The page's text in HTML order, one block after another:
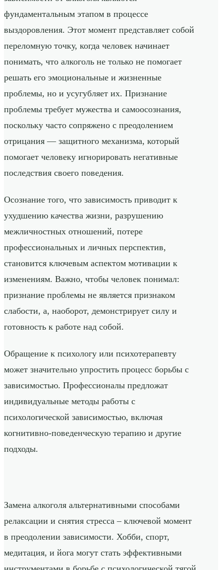
фундаментальным этапом в процессе
выздоровления. Этот момент представляет собой
переломную точку, когда человек начинает
понимать, что алкоголь не только не помогает
решать его эмоциональные и жизненные
проблемы, но и усугубляет их. Признание
проблемы требует мужества и самоосознания,
поскольку часто сопряжено с преодолением
отрицания — защитного механизма, который
помогает человеку игнорировать негативные
последствия своего поведения.
Осознание того, что зависимость приводит к
ухудшению качества жизни, разрушению
межличностных отношений, потере
профессиональных и личных перспектив,
становится ключевым аспектом мотивации к
изменениям. Важно, чтобы человек понимал:
признание проблемы не является признаком
слабости, а, наоборот, демонстрирует силу и
готовность к работе над собой.
Обращение к психологу или психотерапевту
может значительно упростить процесс борьбы с
зависимостью. Профессионалы предложат
индивидуальные методы работы с
психологической зависимостью, включая
когнитивно-поведенческую терапию и другие
подходы.
Замена алкоголя альтернативными способами
релаксации и снятия стресса – ключевой момент
в преодолении зависимости. Хобби, спорт,
медитация, и йога могут стать эффективными